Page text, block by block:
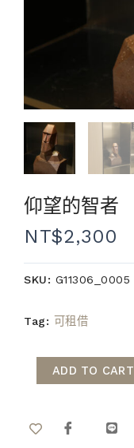
仰望的智者
NT$2,300
SKU: G11306_0005
Tag: 可租借
ADD TO CART